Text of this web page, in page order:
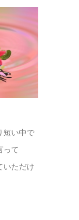
短い中で
って
いただけ